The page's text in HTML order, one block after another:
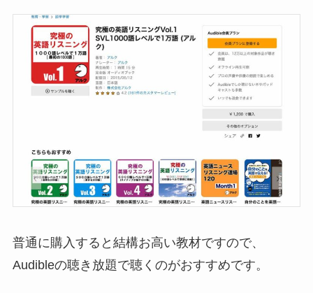
普通に購入すると結構お高い教材ですので、
Audibleの聴き放題で聴くのがおすすめです。